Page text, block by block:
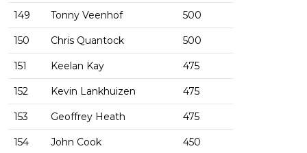
149 Tonny Veenhof 500
150 Chris Quantock 500
151 Keelan Kay 475
152 Kevin Lankhuizen 475
153 Geoffrey Heath 475
154 John Cook 450